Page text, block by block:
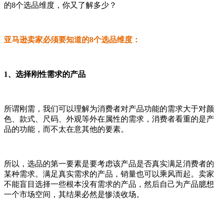
的8个选品维度，你又了解多少？
亚马逊卖家必须要知道的8个选品维度：
1、选择刚性需求的产品
所谓刚需，我们可以理解为消费者对产品功能的需求大于对颜
色、款式、尺码、外观等外在属性的需求，消费者看重的是产
品的功能，而不太在意其他的要素。
所以，选品的第一要素是要考虑该产品是否真实满足消费者的
某种需求。满足真实需求的产品，销量也可以乘风而起。卖家
不能盲目选择一些根本没有需求的产品，然后自己为产品臆想
一个市场空间，其结果必然是惨淡收场。